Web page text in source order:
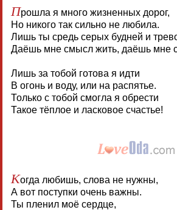
Прошла я много жизненных дорог,
Но никого так сильно не любила.
Лишь ты средь серых будней и
Даёшь мне смысл жить, даёшь мне
Лишь за тобой готова я идти
В огонь и воду, или на распятье.
Только с тобой смогла я обрести
Такое тёплое и ласковое счастье!
Когда любишь, слова не нужны,
А вот поступки очень важны.
Ты пленил моё сердце,